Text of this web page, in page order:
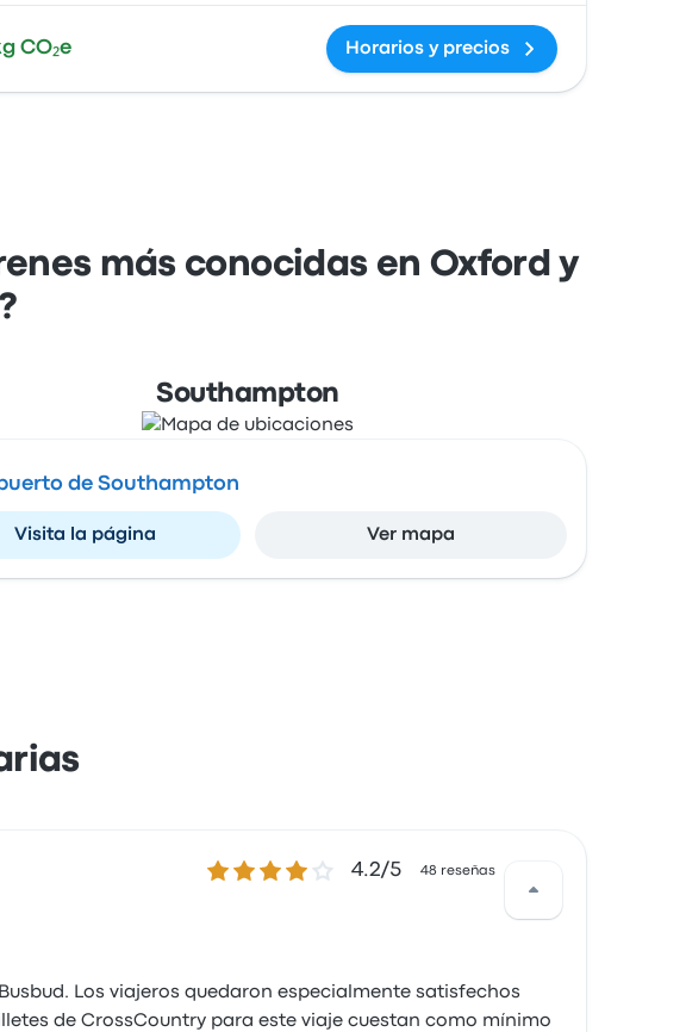
CO₂e Horarios y precios
más conocidas en Oxford y
Southampton
de Southampton
Visita la página Ver mapa
4.2 sobre 5 estrellas
4.2/5 48 reseñas
Los viajeros quedaron especialmente satisfechos
de CrossCountry para este viaje cuestan como mínimo